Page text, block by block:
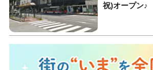
祝)オープン♪